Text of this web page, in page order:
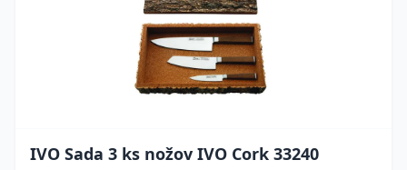
IVO Sada 3 ks nožov IVO Cork 33240